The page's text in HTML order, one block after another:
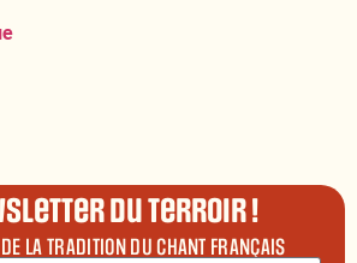
du terroir !
LA TRADITION DU CHANT FRANÇAIS